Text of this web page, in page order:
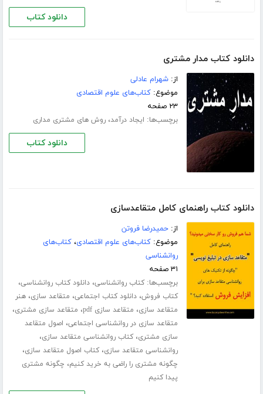
دانلود کتاب
دانلود کتاب مدار مشتری
از:شهرام عادلی
موضوع:کتاب‌های علوم اقتصادی
۲۳ صفحه
برچسب‌ها: ایجاد درآمد،روش های مشتری مداری
دانلود کتاب
دانلود کتاب راهنمای کامل متقاعدسازی
از:حمیدرضا فروتن
موضوع:کتاب‌های علوم اقتصادی،کتاب‌های
روانشناسی
۳۱ صفحه
برچسب‌ها:کتاب روانشناسی،دانلود کتاب روانشناسی،
کتاب فروش،دانلود کتاب اجتماعی، متقاعد سازی،هنر
متقاعد سازی، متقاعد سازی pdf ، متقاعد سازی مشتری،
متقاعد سازی در روانشناسی اجتماعی، اصول متقاعد
سازی مشتری،کتاب روانشناسی متقاعد سازی،
روانشناسی متقاعد سازی،کتاب اصول متقاعد سازی،
چگونه مشتری را راضی به خرید کنیم، چگونه مشتری
پیدا کنیم